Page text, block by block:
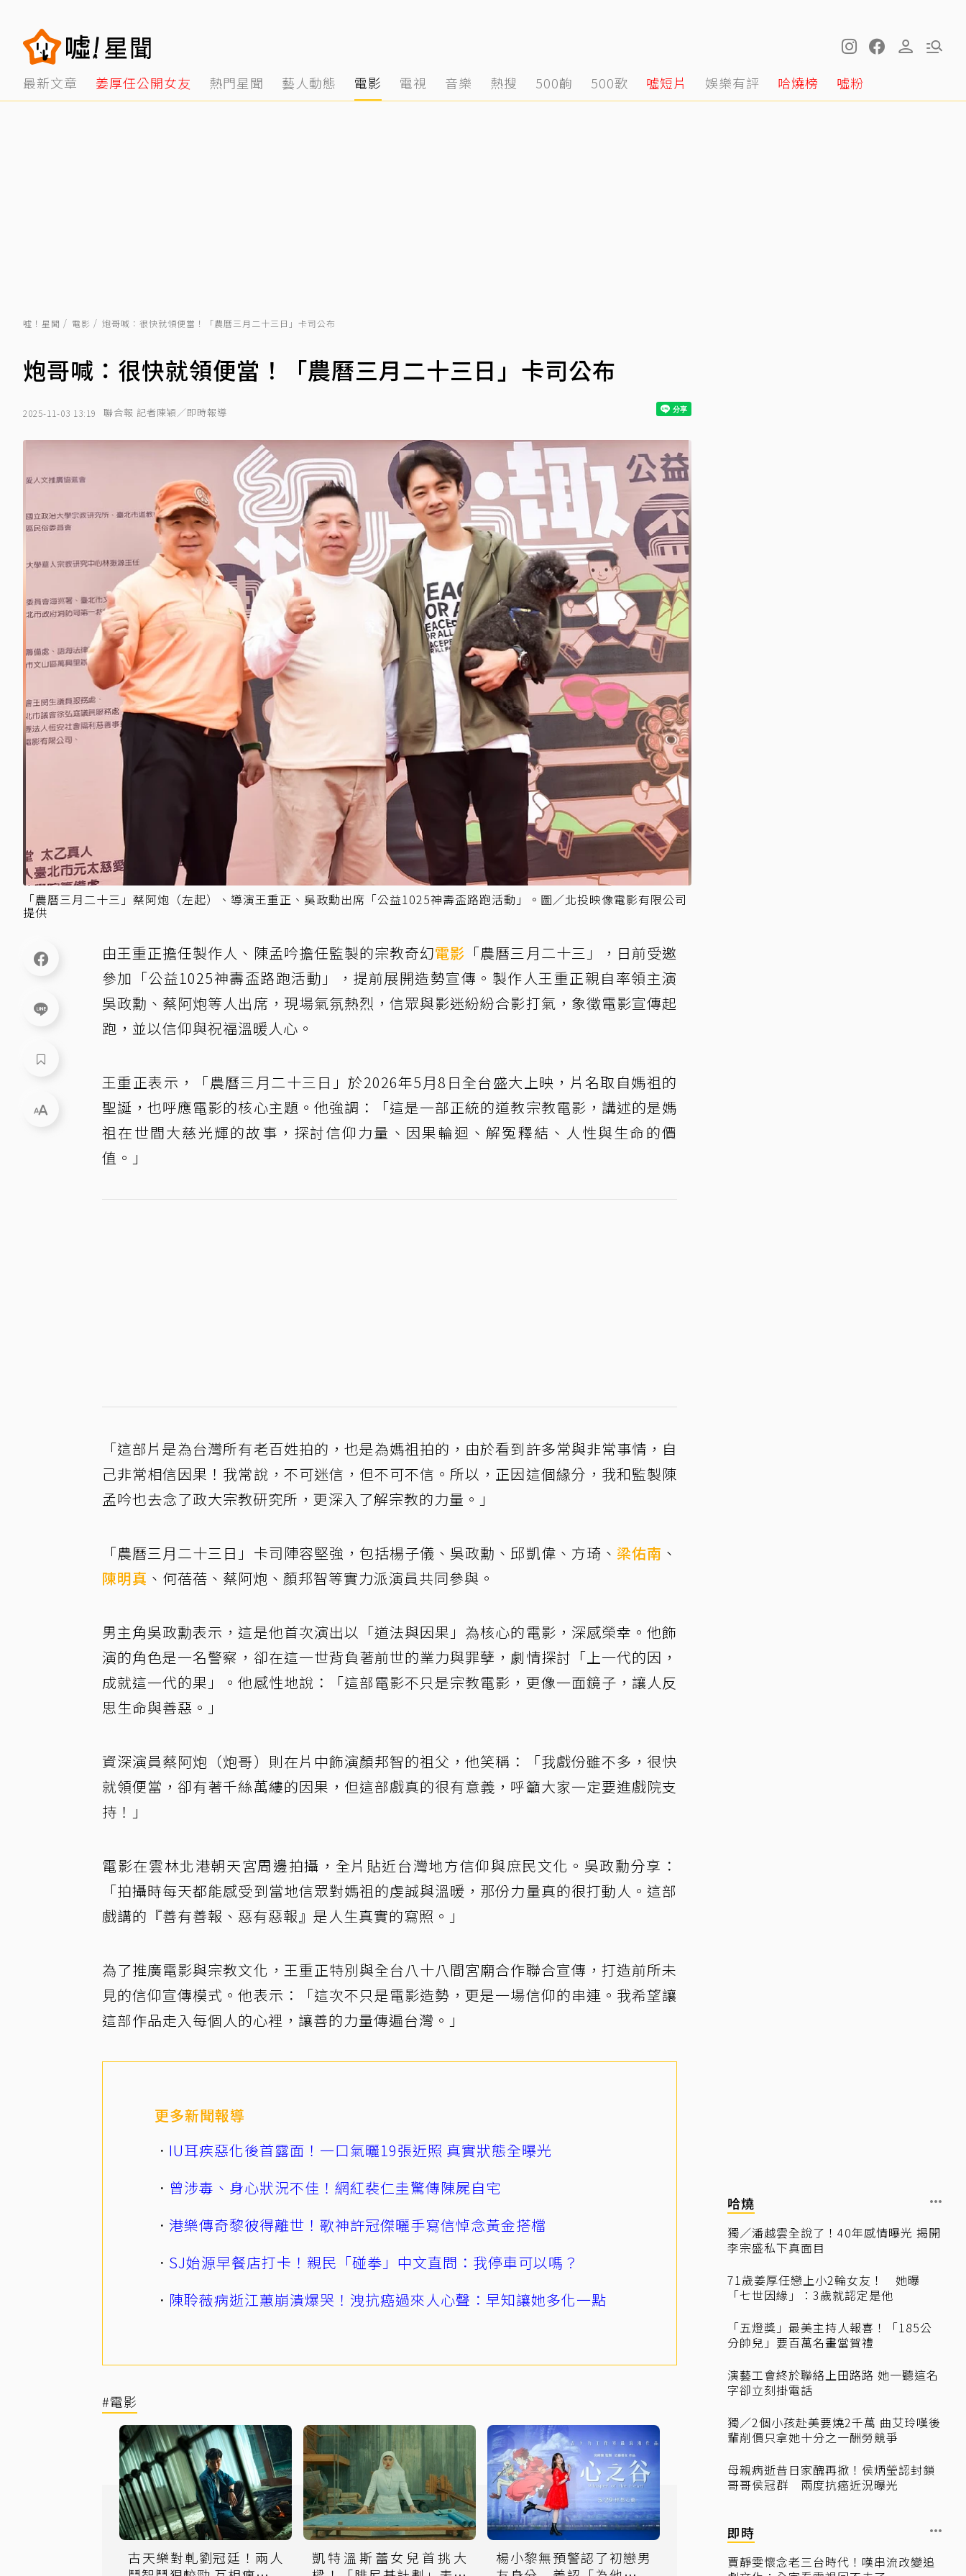
最新文章 姜厚任公開女友 熱門星聞 藝人動態 電影 電視 音樂 熱搜 500齣 500歌 噓短片 娛樂有評 哈燒榜 噓粉
噓！星聞 電影 炮哥喊：很快就領便當！「農曆三月二十三日」卡司公布
炮哥喊：很快就領便當！「農曆三月二十三日」卡司公布
2025-11-03 13:19 聯合報 記者陳穎／即時報導
「農曆三月二十三」蔡阿炮（左起）、導演王重正、吳政勳出席「公益1025神壽盃路跑活動」。圖／北投映像電影有限公司
提供
由王重正擔任製作人、陳孟吟擔任監製的宗教奇幻電影 「農曆三月二十三」，日前受邀
參加「公益1025神壽盃路跑活動」，提前展開造勢宣傳。製作人王重正親自率領主演
吳政勳、蔡阿炮等人出席，現場氣氛熱烈，信眾與影迷紛紛合影打氣，象徵電影宣傳起
跑，並以信仰與祝福溫暖人心。
王重正表示，「農曆三月二十三日」於2026年5月8日全台盛大上映，片名取自媽祖的
聖誕，也呼應電影的核心主題。他強調：「這是一部正統的道教宗教電影，講述的是媽
祖在世間大慈光輝的故事，探討信仰力量、因果輪迴、解冤釋結、人性與生命的價
值。」
「這部片是為台灣所有老百姓拍的，也是為媽祖拍的，由於看到許多常與非常事情，自
己非常相信因果！我常說，不可迷信，但不可不信。所以，正因這個緣分，我和監製陳
孟吟也去念了政大宗教研究所，更深入了解宗教的力量。」
「農曆三月二十三日」卡司陣容堅強，包括楊子儀、吳政勳、邱凱偉、方琦、 梁佑南 、
陳明真 、何蓓蓓、蔡阿炮、顏邦智等實力派演員共同參與。
男主角吳政勳表示，這是他首次演出以「道法與因果」為核心的電影，深感榮幸。他飾
演的角色是一名警察，卻在這一世背負著前世的業力與罪孽，劇情探討「上一代的因，
成就這一代的果」。他感性地說：「這部電影不只是宗教電影，更像一面鏡子，讓人反
思生命與善惡。」
資深演員蔡阿炮（炮哥）則在片中飾演顏邦智的祖父，他笑稱：「我戲份雖不多，很快
就領便當，卻有著千絲萬縷的因果，但這部戲真的很有意義，呼籲大家一定要進戲院支
持！」
電影在雲林北港朝天宮周邊拍攝，全片貼近台灣地方信仰與庶民文化。吳政勳分享：
「拍攝時每天都能感受到當地信眾對媽祖的虔誠與溫暖，那份力量真的很打動人。這部
戲講的『善有善報、惡有惡報』是人生真實的寫照。」
為了推廣電影與宗教文化，王重正特別與全台八十八間宮廟合作聯合宣傳，打造前所未
見的信仰宣傳模式。他表示：「這次不只是電影造勢，更是一場信仰的串連。我希望讓
這部作品走入每個人的心裡，讓善的力量傳遍台灣。」
更多新聞報導
IU耳疾惡化後首露面！一口氣曬19張近照 真實狀態全曝光
曾涉毒、身心狀況不佳！網紅裴仁圭驚傳陳屍自宅
港樂傳奇黎彼得離世！歌神許冠傑曬手寫信悼念黃金搭檔
SJ始源早餐店打卡！親民「碰拳」中文直問：我停車可以嗎？
陳聆薇病逝江蕙崩潰爆哭！洩抗癌過來人心聲：早知讓她多化一點
#電影
古天樂對軋劉冠廷！兩人
凱特溫斯蕾女兒首挑大
楊小黎無預警認了初戀男
哈燒
獨／潘越雲全說了！40年感情曝光 揭開
李宗盛私下真面目
71歲姜厚任戀上小2輪女友！ 她曝
「七世因緣」：3歲就認定是他
「五燈獎」最美主持人報喜！「185公
分帥兒」要百萬名畫當賀禮
演藝工會終於聯絡上田路路 她一聽這名
字卻立刻掛電話
獨／2個小孩赴美要燒2千萬 曲艾玲嘆後
輩削價只拿她十分之一酬勞競爭
母親病逝昔日家醜再掀！侯炳瑩認封鎖
哥哥侯冠群 兩度抗癌近況曝光
即時
賈靜雯懷念老三台時代！嘆串流改變追